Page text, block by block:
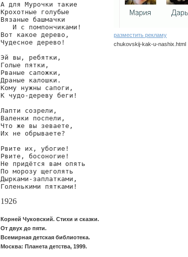
А для Мурочки такие
Крохотные голубые
Вязаные башмачки
   И с помпончиками!
Вот какое дерево,
Чудесное дерево!
Эй вы, ребятки,
Голые пятки,
Рваные сапожки,
Драные калошки.
Кому нужны сапоги,
К чудо-дереву беги!
Лапти созрели,
Валенки поспели,
Что же вы зеваете,
Их не обрываете?
Рвите их, убогие!
Рвите, босоногие!
Не придётся вам опять
По морозу щеголять
Дырками-заплатками,
Голенькими пятками!
1926
Корней Чуковский. Стихи и сказки.
От двух до пяти.
Всемирная детская библиотека.
Москва: Планета детства, 1999.
разместить рекламу
chukovskij-kak-u-nashix.html